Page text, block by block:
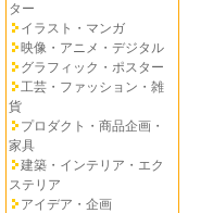
ター
イラスト・マンガ
映像・アニメ・デジタル
グラフィック・ポスター
工芸・ファッション・雑
貨
プロダクト・商品企画・
家具
建築・インテリア・エク
ステリア
アイデア・企画